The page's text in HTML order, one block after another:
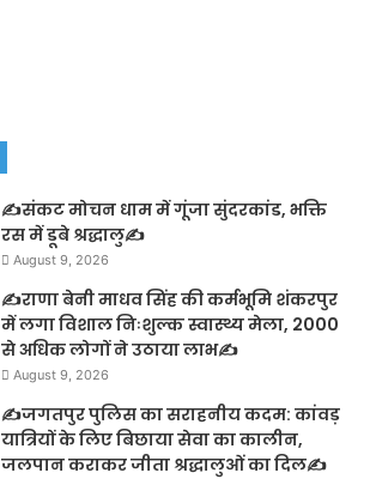
✍️संकट मोचन धाम में गूंजा सुंदरकांड, भक्ति
रस में डूबे श्रद्धालु✍️
August 9, 2026
✍️राणा बेनी माधव सिंह की कर्मभूमि शंकरपुर
में लगा विशाल निःशुल्क स्वास्थ्य मेला, 2000
से अधिक लोगों ने उठाया लाभ✍️
August 9, 2026
✍️जगतपुर पुलिस का सराहनीय कदम: कांवड़
यात्रियों के लिए बिछाया सेवा का कालीन,
जलपान कराकर जीता श्रद्धालुओं का दिल✍️